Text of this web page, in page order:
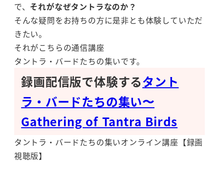
で、 それがなぜタントラなのか？
そんな疑問をお持ちの方に是非とも体験していただ
きたい。
それがこちらの通信講座
タントラ・バードたちの集いです。
録画配信版で体験するタント
ラ・バードたちの集い〜
Gathering of Tantra Birds
タントラ・バードたちの集いオンライン講座【録画
視聴版】